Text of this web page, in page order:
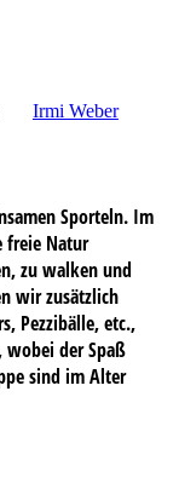
Irmi Weber
Sporteln. Im
freie Natur
zu walken und
wir zusätzlich
Pezzibälle, etc.,
der Spaß
sind im Alter